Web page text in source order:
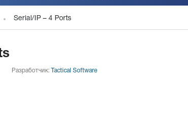
Serial/IP – 4 Ports
Разработчик: Tactical Software